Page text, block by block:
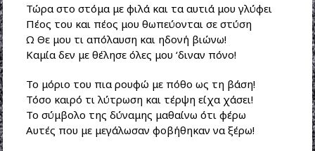
Τώρα στο στόμα με φιλά και τα αυτιά μου γλύφει
Πέος του και πέος μου θωπεύονται σε στύση
Ω Θε μου τι απόλαυση και ηδονή βιώνω!
Καμία δεν με θέλησε όλες μου ‘διναν πόνο!
Το μόριο του πια ρουφώ με πόθο ως τη βάση!
Τόσο καιρό τι λύτρωση και τέρψη είχα χάσει!
Το σύμβολο της δύναμης μαθαίνω ότι φέρω
Αυτές που με μεγάλωσαν φοβήθηκαν να ξέρω!